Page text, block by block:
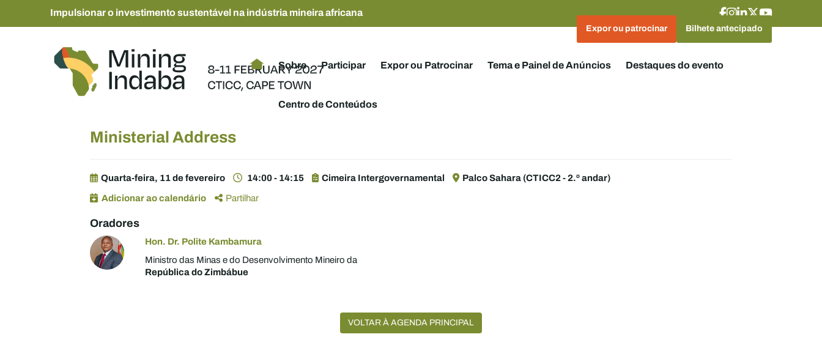
Impulsionar o investimento sustentável na indústria mineira africana
Expor ou patrocinar Bilhete antecipado
Sobre Participar Expor ou Patrocinar Tema e Painel de Anúncios Destaques do evento
Centro de Conteúdos
Ministerial Address
Quarta-feira, 11 de fevereiro 14:00 - 14:15 Cimeira Intergovernamental
Palco Sahara (CTICC2 - 2.º andar)
Adicionar ao calendário
Partilhar
Oradores
Hon. Dr. Polite Kambamura
Ministro das Minas e do Desenvolvimento Mineiro da
República do Zimbábue
VOLTAR À AGENDA PRINCIPAL